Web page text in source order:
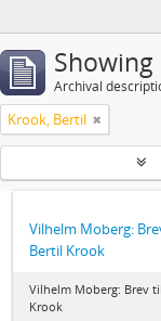
Archival
Krook, Bertil
Vilhelm Moberg:
Bertil Krook
Vilhelm Moberg: Brev
Krook